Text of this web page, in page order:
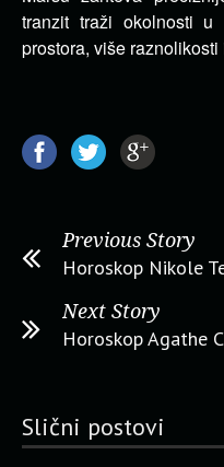
tranzit traži okolnosti
prostora, više
Previous Story
Horoskop Nikole
Next Story
Horoskop Agathe
Slični postovi